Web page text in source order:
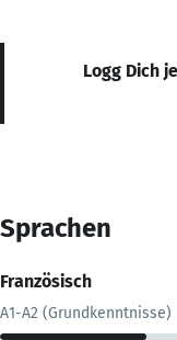
Logg Dich
Sprachen
Französisch
A1-A2 (Grundkenntnisse)